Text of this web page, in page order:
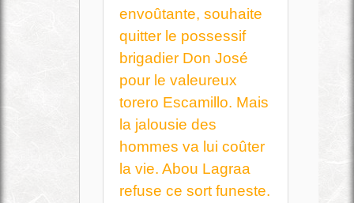
envoûtante, souhaite
quitter le possessif
brigadier Don José
pour le valeureux
torero Escamillo. Mais
la jalousie des
hommes va lui coûter
la vie. Abou Lagraa
refuse ce sort funeste.